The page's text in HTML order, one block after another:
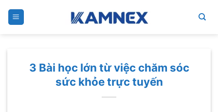
3 Bài học lớn từ việc chăm sóc
sức khỏe trực tuyến